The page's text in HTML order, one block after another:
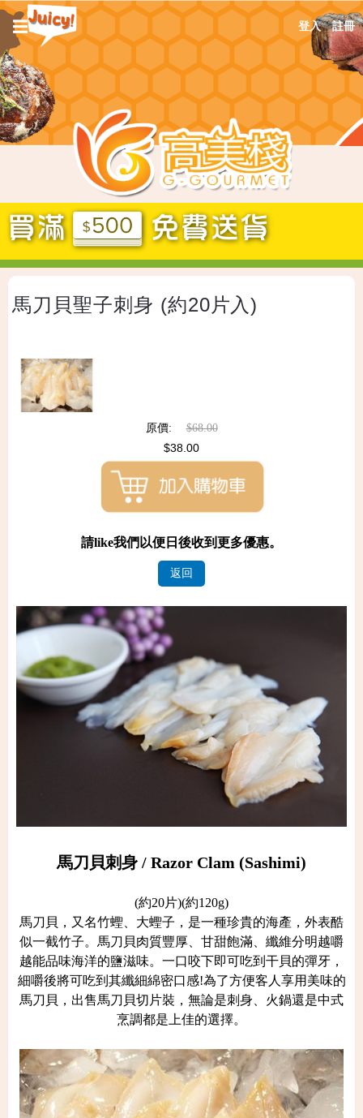
Jump
navigation
☰ 登入 註冊
Back
to
馬刀貝聖子刺身 (約20片入)
原價: $68.00
$38.00
請like我們以便日後收到更多優惠。
返回
馬刀貝刺身 / Razor Clam (Sashimi)
(約20片)(約120g)
馬刀貝，又名竹蟶、大蟶子，是一種珍貴的海產，外表酷
似一截竹子。馬刀貝肉質豐厚、甘甜飽滿、纖維分明越嚼
越能品味海洋的鹽滋味。一口咬下即可吃到干貝的彈牙，
細嚼後將可吃到其纖細綿密口感!為了方便客人享用美味的
馬刀貝，出售馬刀貝切片裝，無論是刺身、火鍋還是中式
烹調都是上佳的選擇。